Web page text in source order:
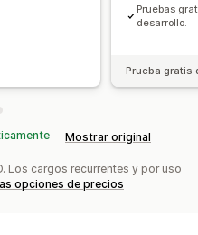
Pruebas
desarrollo.
Prueba gratis
Mostrar original
Los cargos recurrentes y por uso
opciones de precios